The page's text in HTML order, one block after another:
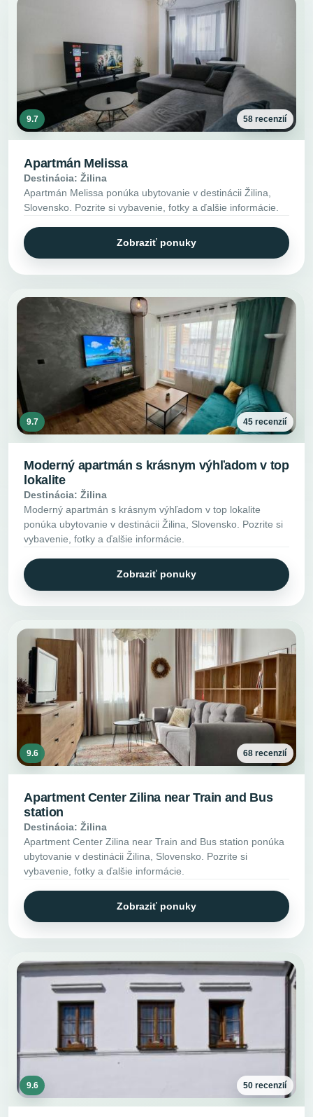
9.7 58 recenzií
Apartmán Melissa
Destinácia: Žilina
Apartmán Melissa ponúka ubytovanie v destinácii Žilina,
Slovensko. Pozrite si vybavenie, fotky a ďalšie informácie.
Zobraziť ponuky
9.7 45 recenzií
Moderný apartmán s krásnym výhľadom v top
lokalite
Destinácia: Žilina
Moderný apartmán s krásnym výhľadom v top lokalite
ponúka ubytovanie v destinácii Žilina, Slovensko. Pozrite si
vybavenie, fotky a ďalšie informácie.
Zobraziť ponuky
9.6 68 recenzií
Apartment Center Zilina near Train and Bus
station
Destinácia: Žilina
Apartment Center Zilina near Train and Bus station ponúka
ubytovanie v destinácii Žilina, Slovensko. Pozrite si
vybavenie, fotky a ďalšie informácie.
Zobraziť ponuky
9.6 50 recenzií